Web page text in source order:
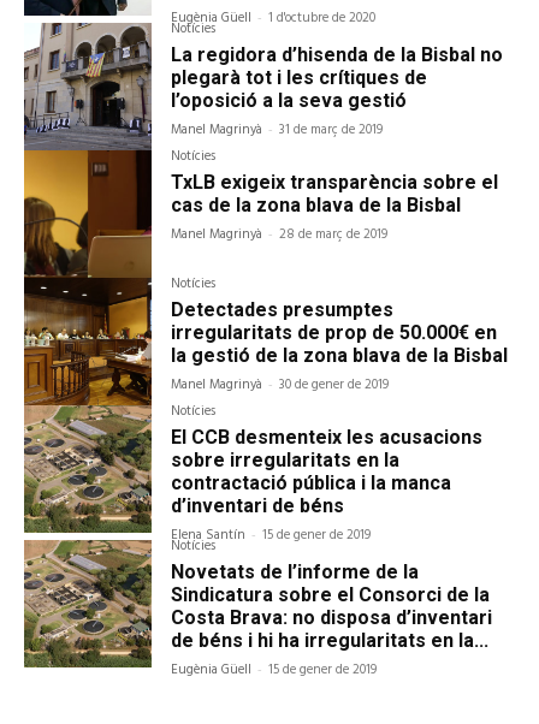
Eugènia Güell - 1 d'octubre de 2020
Notícies
La regidora d’hisenda de la Bisbal no
plegarà tot i les crítiques de
l’oposició a la seva gestió
Manel Magrinyà - 31 de març de 2019
Notícies
TxLB exigeix transparència sobre el
cas de la zona blava de la Bisbal
Manel Magrinyà - 28 de març de 2019
Notícies
Detectades presumptes
irregularitats de prop de 50.000€ en
la gestió de la zona blava de la Bisbal
Manel Magrinyà - 30 de gener de 2019
Notícies
El CCB desmenteix les acusacions
sobre irregularitats en la
contractació pública i la manca
d’inventari de béns
Elena Santín - 15 de gener de 2019
Notícies
Novetats de l’informe de la
Sindicatura sobre el Consorci de la
Costa Brava: no disposa d’inventari
de béns i hi ha irregularitats en la...
Eugènia Güell - 15 de gener de 2019